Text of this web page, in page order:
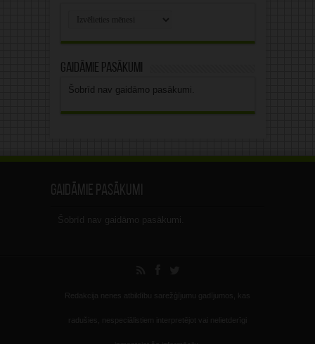
Gaidāmie pasākumi
Šobrīd nav gaidāmo pasākumi.
Gaidāmie pasākumi
Šobrīd nav gaidāmo pasākumi.
Redakcija nenes atbildību sarežģījumu gadījumos, kas